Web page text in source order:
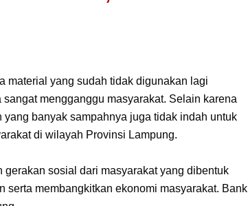
material yang sudah tidak digunakan lagi
mengganggu masyarakat. Selain karena
banyak sampahnya juga tidak indah untuk
di wilayah Provinsi Lampung.
sosial dari masyarakat yang dibentuk
serta membangkitkan ekonomi masyarakat. Bank